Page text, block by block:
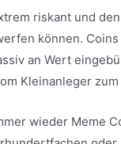
riskant und
können.
an Wert
Kleinanleger
wieder Meme